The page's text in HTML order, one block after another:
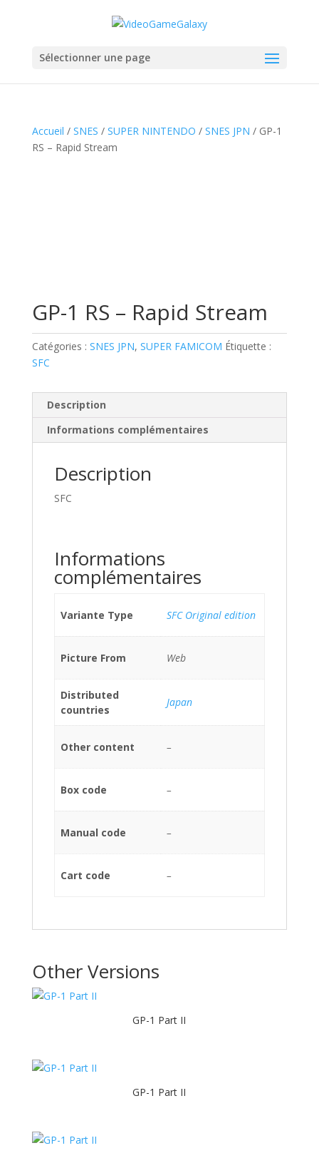
Sélectionner une page
Accueil / SNES / SUPER NINTENDO / SNES JPN / GP-1
RS – Rapid Stream
GP-1 RS – Rapid Stream
Catégories : SNES JPN, SUPER FAMICOM Étiquette :
SFC
Description
Informations complémentaires
Description
SFC
Informations
complémentaires
Variante Type SFC Original edition
Picture From Web
Distributed
countries
Japan
Other content –
Box code –
Manual code –
Cart code –
Other Versions
GP-1 Part II
GP-1 Part II